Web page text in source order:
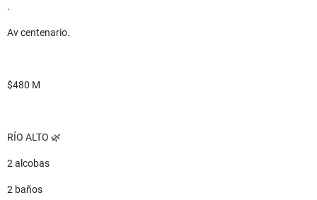
.
Av centenario.
$480 M
RÍO ALTO 🌿
2 alcobas
2 baños